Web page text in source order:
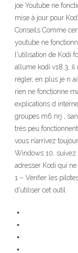
joe Youtube ne
mise à jour pour
Conseils Comme
youtube ne
l'utilisation de Kodi
allume kodi v18.3, il
régler, en plus je n
rien ne fonctionne
explications d
groupes m6 nrj ,
très peu
vous n’arrivez
Windows 10,
adresser Kodi qui
1 – Vérifier les
d'utiliser cet outil